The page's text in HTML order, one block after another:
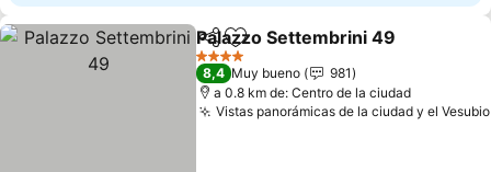
CompartirAñadir a favoritos
Palazzo Settembrini 49
4 Estrellas
8,4 Muy bueno
981
a 0.8 km de: Centro de la ciudad
Vistas panorámicas de la ciudad y el Vesubio